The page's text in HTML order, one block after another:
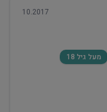
10.2017
מעל גיל 18